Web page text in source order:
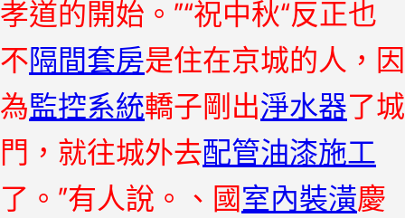
孝道的開始。”“祝中秋“反正也
不隔間套房是住在京城的人，因
為監控系統轎子剛出淨水器了城
門，就往城外去配管油漆施工
了。”有人說。、國室內裝潢慶